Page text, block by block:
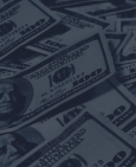
Перейти
к
содержимому